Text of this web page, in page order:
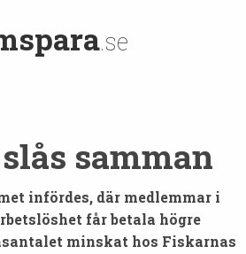
.se
samman
infördes, där medlemmar i
får betala högre
minskat hos Fiskarnas